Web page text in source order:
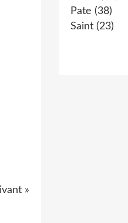
»
Pate (38)
Saint (23)